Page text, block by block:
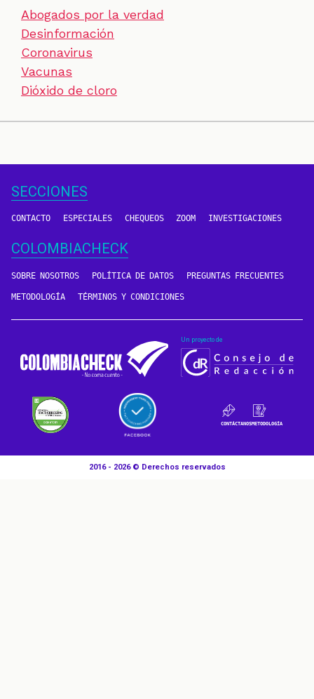
Abogados por la verdad
Desinformación
Coronavirus
Vacunas
Dióxido de cloro
SECCIONES
CONTACTO ESPECIALES CHEQUEOS ZOOM INVESTIGACIONES
COLOMBIACHECK
SOBRE NOSOTROS POLÍTICA DE DATOS PREGUNTAS FRECUENTES
METODOLOGÍA TÉRMINOS Y CONDICIONES
Un proyecto de
CONTÁCTANOSMETODOLOGÍA
2016 - 2026 © Derechos reservados